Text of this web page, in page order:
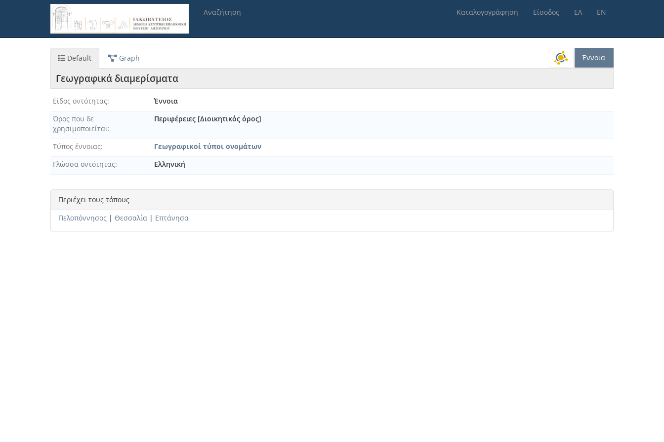
Αναζήτηση Καταλογογράφηση Είσοδος ΕΛ ΕΝ
Default Graph Έννοια
Γεωγραφικά διαμερίσματα
Είδος οντότητας
Έννοια
Όρος που δε
χρησιμοποιείται
Περιφέρειες [Διοικητικός όρος]
Τύπος έννοιας
Γεωγραφικοί τύποι ονομάτων
Γλώσσα οντότητας
Ελληνική
Περιέχει τους τόπους
Πελοπόννησος | Θεσσαλία | Επτάνησα